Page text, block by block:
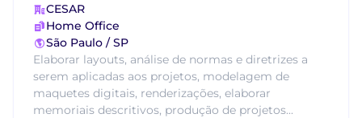
CESAR
Home Office
São Paulo / SP
Elaborar layouts, análise de normas e diretrizes a
serem aplicadas aos projetos, modelagem de
maquetes digitais, renderizações, elaborar
memoriais descritivos, produção de projetos...